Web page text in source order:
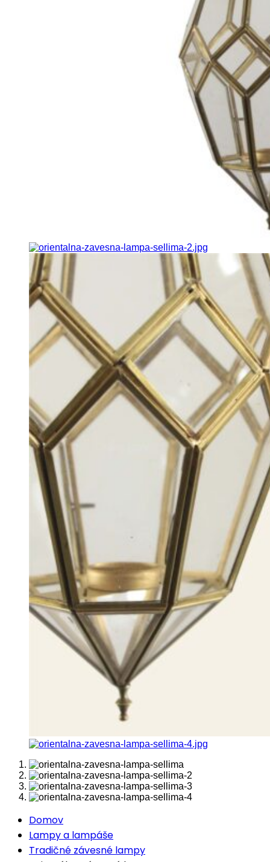
Domov
Lampy a lampáše
Tradičné závesné lampy